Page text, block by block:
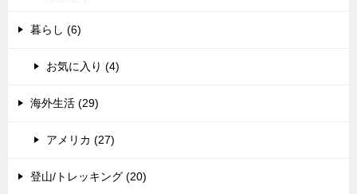
暮らし (6)
お気に入り (4)
海外生活 (29)
アメリカ (27)
登山/トレッキング (20)